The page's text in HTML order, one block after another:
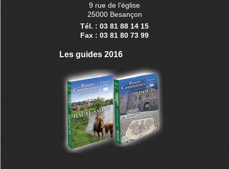
9 rue de l'église
25000 Besançon
Tél. : 03 81 88 14 15
Fax : 03 81 80 73 99
Les guides 2016